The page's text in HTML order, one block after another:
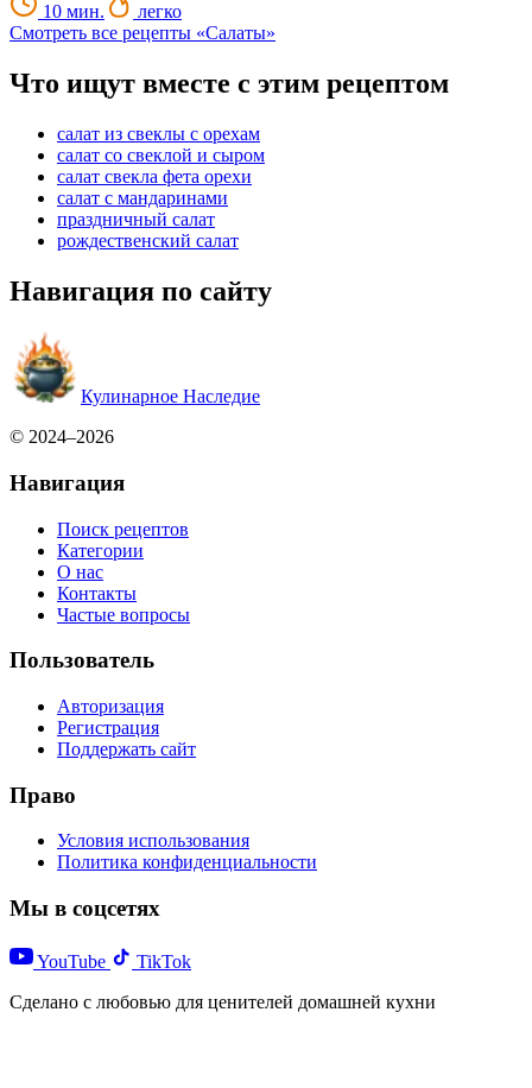
10 мин.
легко
Смотреть все рецепты «Салаты»
Что ищут вместе с этим рецептом
салат из свеклы с орехам
салат со свеклой и сыром
салат свекла фета орехи
салат с мандаринами
праздничный салат
рождественский салат
Навигация по сайту
Кулинарное Наследие
© 2024–2026
Навигация
Поиск рецептов
Категории
О нас
Контакты
Частые вопросы
Пользователь
Авторизация
Регистрация
Поддержать сайт
Право
Условия использования
Политика конфиденциальности
Мы в соцсетях
YouTube
TikTok
Сделано с любовью для ценителей домашней кухни